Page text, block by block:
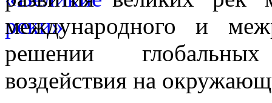
международного и
решении
воздействия на